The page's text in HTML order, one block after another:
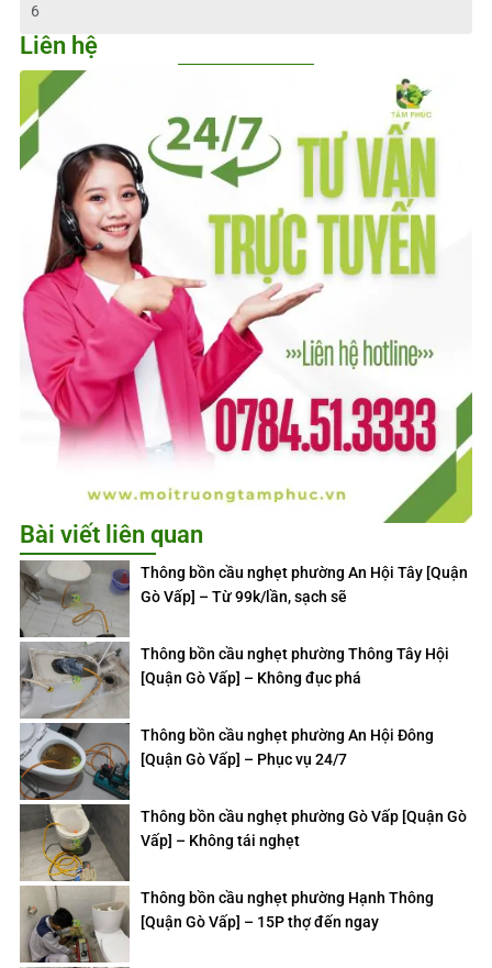
6
Liên hệ
Bài viết liên quan
Thông bồn cầu nghẹt phường An Hội Tây [Quận
Gò Vấp] – Từ 99k/lần, sạch sẽ
Thông bồn cầu nghẹt phường Thông Tây Hội
[Quận Gò Vấp] – Không đục phá
Thông bồn cầu nghẹt phường An Hội Đông
[Quận Gò Vấp] – Phục vụ 24/7
Thông bồn cầu nghẹt phường Gò Vấp [Quận Gò
Vấp] – Không tái nghẹt
Thông bồn cầu nghẹt phường Hạnh Thông
[Quận Gò Vấp] – 15P thợ đến ngay